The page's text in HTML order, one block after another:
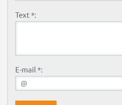
Text *:
E-mail *: